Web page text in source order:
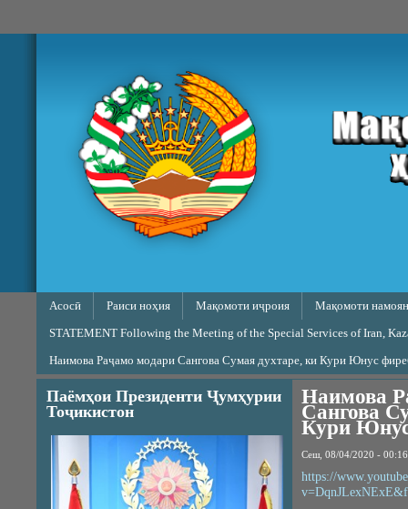
Main menu
Асосӣ Раиси ноҳия Мақомоти иҷроия
Мақомоти
STATEMENT Following the Meeting of the Special Services of Iran,
Наимова Раҷамо модари Сангова Сумая духтаре, ки Кури Юнус
Паёмҳои Президенти Ҷумҳурии
Тоҷикистон
Наимова
Сангова
Кури
Сеш, 08/04/2020 - 00:16
https://